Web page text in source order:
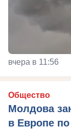
вчера в 11:56
Общество
Молдова
в Европе